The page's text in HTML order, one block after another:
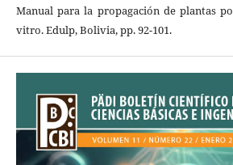
Manual para la propagación de plantas
vitro. Edulp, Bolivia, pp. 92-101.